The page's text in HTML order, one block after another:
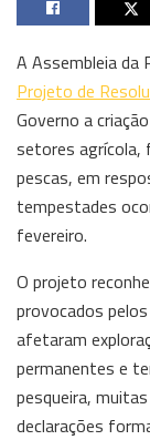
A Assembleia da
Projeto de
Governo a
setores agrícola,
pescas, em
tempestades
fevereiro.
O projeto
provocados
afetaram
permanentes e
pesqueira,
declarações